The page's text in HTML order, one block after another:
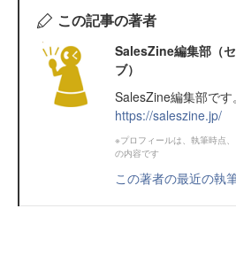
この記事の著者
SalesZine編集部（
ブ）
SalesZine編集部で
https://saleszine.jp/
※プロフィールは、執筆時点
の内容です
この著者の最近の執